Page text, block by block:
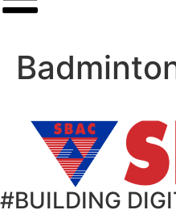
#BUILDING